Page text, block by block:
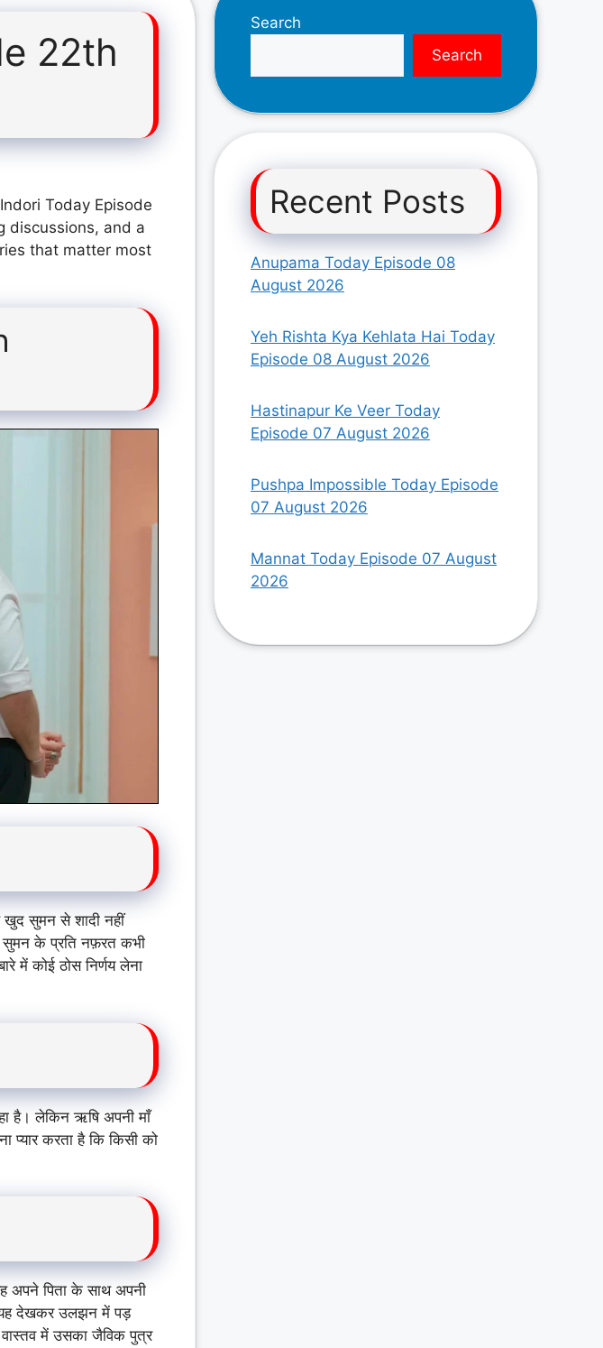
22th
Today Episode
discussions, and a
that matter most
सुमन से शादी नहीं
सुमन के प्रति नफ़रत कभी
में कोई ठोस निर्णय लेना
है। लेकिन ऋषि अपनी माँ
प्यार करता है कि किसी को
अपने पिता के साथ अपनी
यह देखकर उलझन में पड़
वास्तव में उसका जैविक पुत्र
Search
Search
Recent Posts
Anupama Today Episode 08
August 2026
Yeh Rishta Kya Kehlata Hai Today
Episode 08 August 2026
Hastinapur Ke Veer Today
Episode 07 August 2026
Pushpa Impossible Today Episode
07 August 2026
Mannat Today Episode 07 August
2026